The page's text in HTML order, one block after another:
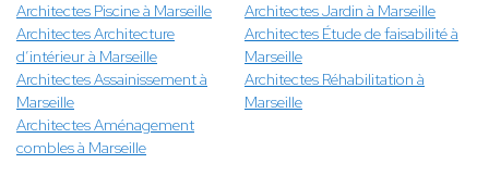
Architectes Piscine à Marseille
Architectes Jardin à Marseille
Architectes Architecture
d’intérieur à Marseille
Architectes Étude de faisabilité à
Marseille
Architectes Assainissement à
Marseille
Architectes Réhabilitation à
Marseille
Architectes Aménagement
combles à Marseille